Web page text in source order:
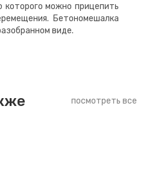
можно прицепить
Бетономешалка
виде.
посмотреть все